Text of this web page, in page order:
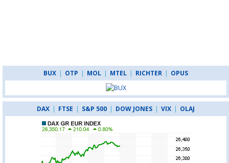
BUX | OTP | MOL | MTEL | RICHTER | OPUS
DAX | FTSE | S&P 500 | DOW JONES | VIX | OLAJ